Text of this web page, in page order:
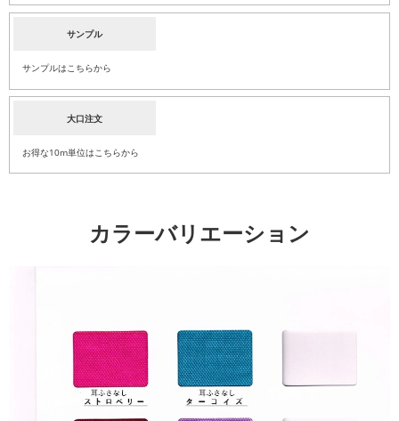
サンプル
サンプルはこちらから
大口注文
お得な10m単位はこちらから
カラーバリエーション